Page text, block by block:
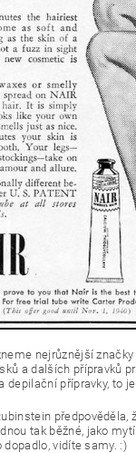
nejrůznější
a dalších přípravků
depilační přípravky, to je
předpověděla,
tak běžné, jako
dopadlo, vidíte samy. :)